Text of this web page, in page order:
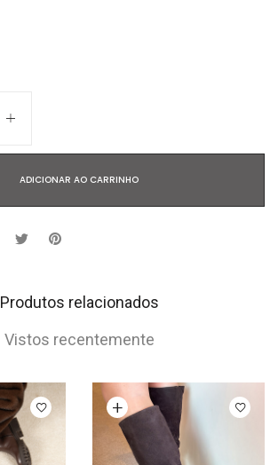
ADICIONAR AO CARRINHO
Produtos relacionados
Vistos recentemente
Ver opções